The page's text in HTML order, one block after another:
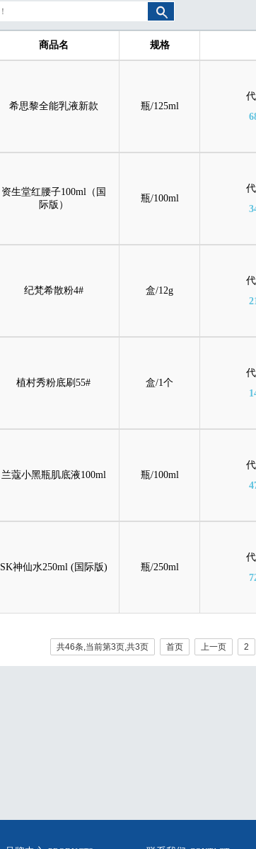
商品名 规格
希思黎全能乳液新款 瓶/125ml
资生堂红腰子100ml（国
际版）
瓶/100ml
纪梵希散粉4# 盒/12g
植村秀粉底刷55# 盒/1个
兰蔻小黑瓶肌底液100ml 瓶/100ml
SK神仙水250ml (国际版) 瓶/250ml
共46条,当前第3页,共3页 首页 上一页 2